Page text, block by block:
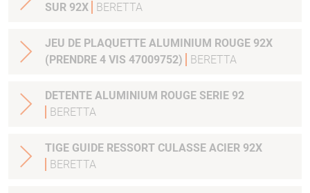
SUR 92X
BERETTA
JEU DE PLAQUETTE ALUMINIUM ROUGE 92X
(PRENDRE 4 VIS 47009752)
BERETTA
DETENTE ALUMINIUM ROUGE SERIE 92
BERETTA
TIGE GUIDE RESSORT CULASSE ACIER 92X
BERETTA